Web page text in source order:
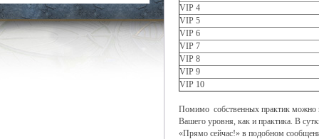
VIP 4
VIP 5
VIP 6
VIP 7
VIP 8
VIP 9
VIP 10
Помимо собственных практик можно
Вашего уровня, как и практика. В
«Прямо сейчас!» в подобном